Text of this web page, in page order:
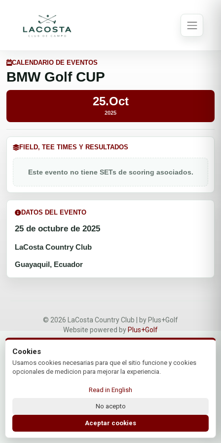
CALENDARIO DE EVENTOS
BMW Golf CUP
25.Oct
2025
FIELD, TEE TIMES Y RESULTADOS
Este evento no tiene SETs de scoring asociados.
DATOS DEL EVENTO
25 de octubre de 2025
LaCosta Country Club
Guayaquil, Ecuador
© 2026 LaCosta Country Club | by Plus+Golf
Website powered by Plus+Golf
Cookies
Usamos cookies necesarias para que el sitio funcione y cookies
opcionales de medicion para mejorar la experiencia.
Read in English
No acepto
Aceptar cookies